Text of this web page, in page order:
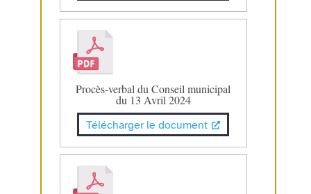
Procès-verbal du Conseil municipal
du 13 Avril 2024
Télécharger le document